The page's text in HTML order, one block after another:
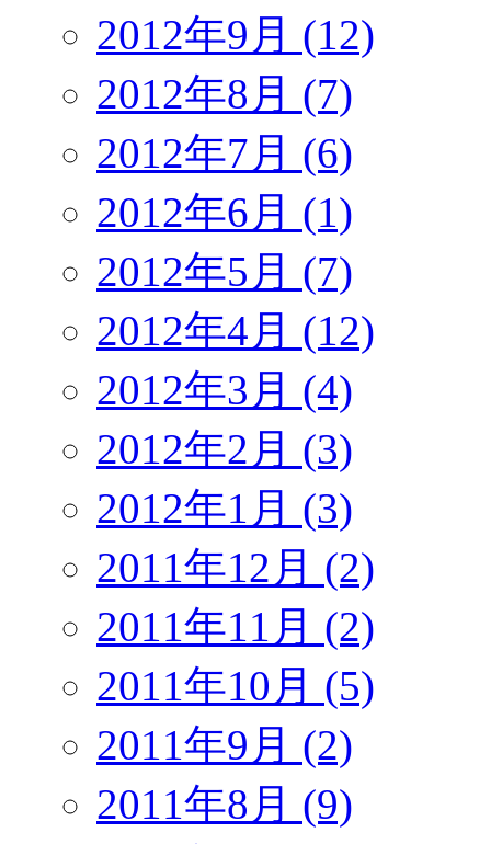
2012年9月 (12)
2012年8月 (7)
2012年7月 (6)
2012年6月 (1)
2012年5月 (7)
2012年4月 (12)
2012年3月 (4)
2012年2月 (3)
2012年1月 (3)
2011年12月 (2)
2011年11月 (2)
2011年10月 (5)
2011年9月 (2)
2011年8月 (9)